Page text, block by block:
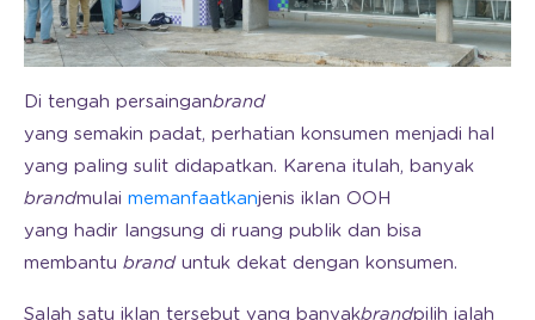
Di tengah persainganbrand
yang semakin padat, perhatian konsumen menjadi hal
yang paling sulit didapatkan. Karena itulah, banyak
brandmulai memanfaatkanjenis iklan OOH
yang hadir langsung di ruang publik dan bisa
membantu brand untuk dekat dengan konsumen.
Salah satu iklan tersebut yang banyakbrandpilih ialah